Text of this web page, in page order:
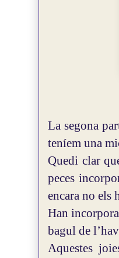
La segona
teníem una
Quedi clar
peces
encara no els
Han
bagul de
Aquestes